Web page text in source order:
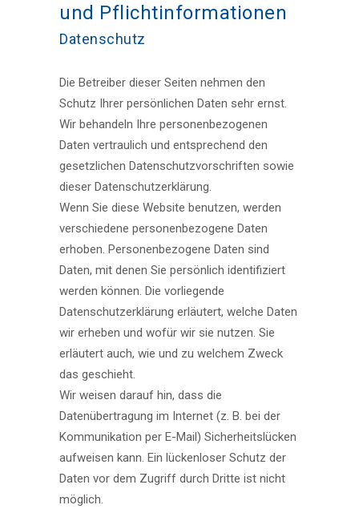
und Pflicht­informationen
Datenschutz
Die Betreiber dieser Seiten nehmen den
Schutz Ihrer persönlichen Daten sehr ernst.
Wir behandeln Ihre personenbezogenen
Daten vertraulich und entsprechend den
gesetzlichen Datenschutzvorschriften sowie
dieser Datenschutzerklärung.
Wenn Sie diese Website benutzen, werden
verschiedene personenbezogene Daten
erhoben. Personenbezogene Daten sind
Daten, mit denen Sie persönlich identifiziert
werden können. Die vorliegende
Datenschutzerklärung erläutert, welche Daten
wir erheben und wofür wir sie nutzen. Sie
erläutert auch, wie und zu welchem Zweck
das geschieht.
Wir weisen darauf hin, dass die
Datenübertragung im Internet (z. B. bei der
Kommunikation per E-Mail) Sicherheitslücken
aufweisen kann. Ein lückenloser Schutz der
Daten vor dem Zugriff durch Dritte ist nicht
möglich.